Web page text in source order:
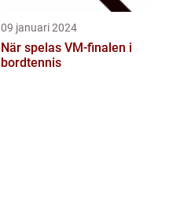
09 januari 2024
När spelas VM-finalen i
bordtennis